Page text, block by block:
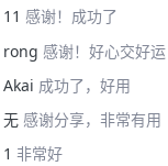
11 感谢！成功了
rong 感谢！好心交好运
Akai 成功了，好用
无 感谢分享，非常有用
1 非常好